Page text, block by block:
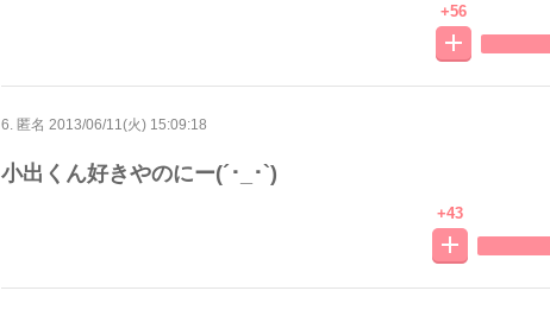
+56
6. 匿名 2013/06/11(火) 15:09:18
小出くん好きやのにー(´･_･`)
+43